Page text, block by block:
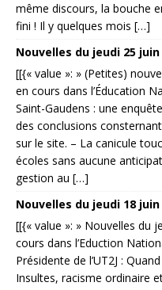
même discours, la bouche
fini ! Il y quelques mois […]
Nouvelles du jeudi 25 juin
[[{« value »: » (Petites)
en cours dans l’Éducation
Saint-Gaudens : une
des conclusions
sur le site. – La canicule
écoles sans aucune
gestion au […]
Nouvelles du jeudi 18 juin
[[{« value »: » Nouvelles du
cours dans l’Eduction
Présidente de l’UT2J :
Insultes, racisme ordinaire